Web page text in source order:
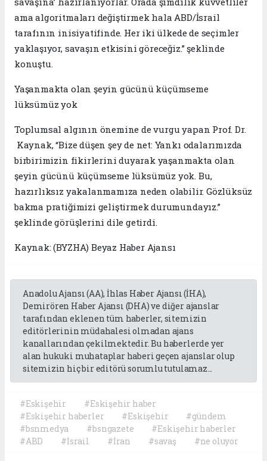
ama algoritmaları değiştirmek hala ABD/İsrail
tarafının inisiyatifinde. Her iki ülkede de seçimler
yaklaşıyor, savaşın etkisini göreceğiz.” şeklinde
konuştu.
Yaşanmakta olan şeyin gücünü küçümseme
lüksümüz yok
Toplumsal algının önemine de vurgu yapan Prof. Dr.
Kaynak, “Bize düşen şey de net: Yankı odalarımızda
birbirimizin fikirlerini duyarak yaşanmakta olan
şeyin gücünü küçümseme lüksümüz yok. Bu,
hazırlıksız yakalanmamıza neden olabilir. Gözlüksüz
bakma pratiğimizi geliştirmek durumundayız.”
şeklinde görüşlerini dile getirdi.
Kaynak: (BYZHA) Beyaz Haber Ajansı
Anadolu Ajansı (AA), İhlas Haber Ajansı (İHA),
Demirören Haber Ajansı (DHA) ve diğer ajanslar
tarafından eklenen tüm haberler, sitemizin
editörlerinin müdahalesi olmadan ajans
kanallarından çekilmektedir. Bu haberlerde yer
alan hukuki muhataplar haberi geçen ajanslar olup
sitemizin hiç bir editörü sorumlu tutulamaz...
#Eskişehir
#Eskişehir haber
#Eskişehir haberler
#Eskişehir
#gündem
#bsnmedya
#bsngazete
#Eskişehir haberler
#ABD
#İsrail #İran #savaş #ne oluyor